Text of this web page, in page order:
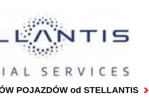
POJAZDÓW od STELLANTIS